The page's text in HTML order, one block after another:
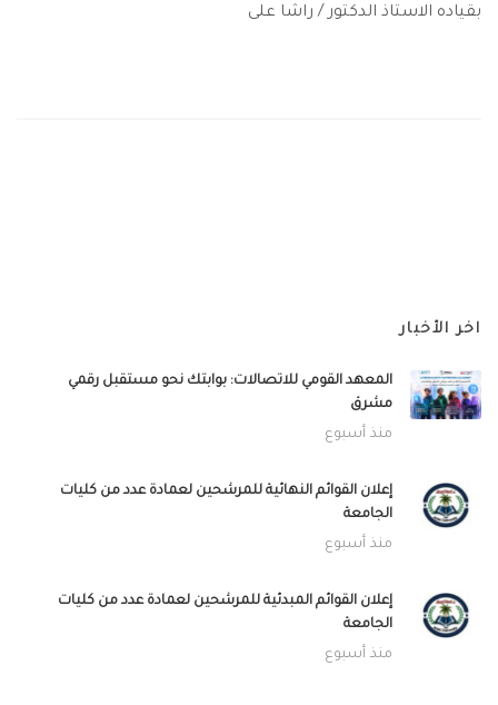
بقياده الاستاذ الدكتور / راشا على
اخر الأخبار
المعهد القومي للاتصالات: بوابتك نحو مستقبل رقمي
مشرق
منذ أسبوع
إعلان القوائم النهائية للمرشحين لعمادة عدد من كليات
الجامعة
منذ أسبوع
إعلان القوائم المبدئية للمرشحين لعمادة عدد من كليات
الجامعة
منذ أسبوع